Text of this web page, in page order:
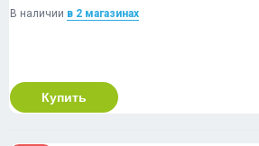
В наличии в 2 магазинах
Купить